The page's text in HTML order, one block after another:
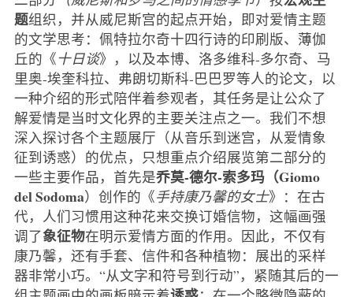
题组织，并从威尼斯宫的起点开始，即对爱情主题
的文学思考：佩特拉尔奇十四行诗的印刷版、薄伽
丘的《十日谈》，以及本博、洛多维科-多尔奇、马
里奥-埃奎科拉、弗朗切斯科-巴巴罗等人的论文，以
一种介绍的形式陪伴着参观者，其任务是让公众了
解爱情是当时文化界的主要关注点之一。我们不想
深入探讨各个主题展厅（从音乐到迷宫，从爱情象
征到诱惑）的优点，只想重点介绍展览第二部分的
一些主要作品，首先是乔莫-德尔-索多玛（Giomo
del Sodoma）创作的《手持康乃馨的女士》：在古
代，人们习惯用这种花来交换订婚信物，这幅画强
调了象征物在明示爱情方面的作用。因此，不仅有
康乃馨，还有手套、信件和各种植物：展出的采样
器非常小巧。“从文字和符号到行动”，紧随其后的一